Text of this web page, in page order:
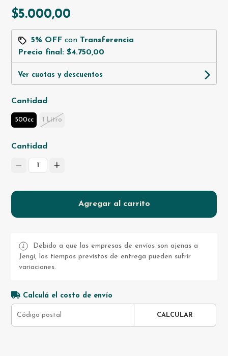
$5.000,00
5% OFF con Transferencia
Precio final:$4.750,00
Ver cuotas y descuentos
Cantidad
500cc 1 Litro
Cantidad
1
Agregar al carrito
Debido a que las empresas de envíos son ajenas a
Jengi, los tiempos previstos de entrega pueden sufrir
variaciones.
Calculá el costo de envío
CALCULAR